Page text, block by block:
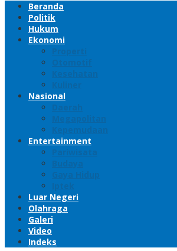
Beranda
Politik
Hukum
Ekonomi
Properti
Otomotif
Kesehatan
Kuliner
Nasional
Daerah
Megapolitan
Kepemudaan
Entertainment
Pariwisata
Budaya
Gaya Hidup
Iptek
Luar Negeri
Olahraga
Galeri
Video
Indeks